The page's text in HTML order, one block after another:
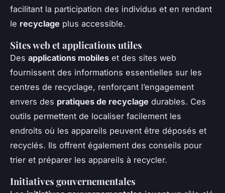
facilitant la participation des individus et en rendant
le recyclage plus accessible.
Sites web et applications utiles
Des applications mobiles et des sites web
fournissent des informations essentielles sur les
centres de recyclage, renforçant l’engagement
envers des pratiques de recyclage durables. Ces
outils permettent de localiser facilement les
endroits où les appareils peuvent être déposés et
recyclés. Ils offrent également des conseils pour
trier et préparer les appareils à recycler.
Initiatives gouvernementales